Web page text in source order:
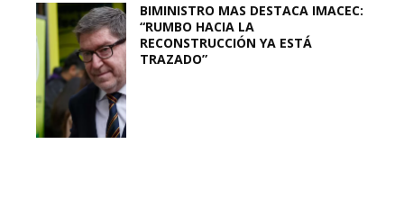
BIMINISTRO MAS DESTACA IMACEC:
“RUMBO HACIA LA
RECONSTRUCCIÓN YA ESTÁ
TRAZADO”